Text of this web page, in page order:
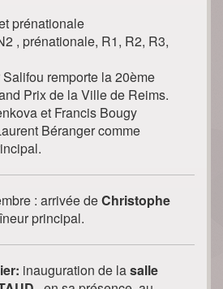
prénationale
, prénationale, R1, R2, R3,
remporte la 20ème
Prix de la Ville de Reims.
et Francis Bougy
Béranger comme
: arrivée deChristophe
principal.
inauguration de lasalle